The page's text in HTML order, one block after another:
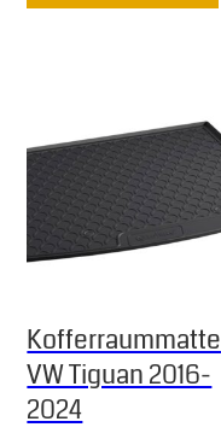
Kofferraummatte
VW Tiguan 2016-
2024